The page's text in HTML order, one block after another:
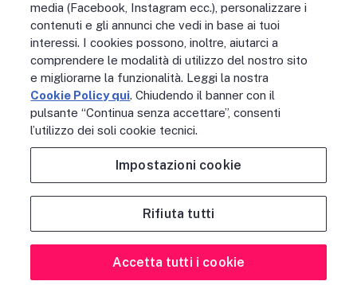
Posizioni aperte
La vita in Open Fiber
Lavora con noi
La nostra cultura
MONDO OPEN FIBER
Supporto
Assistenza scavi
Open Fiber Network Solutions
Area Riservata Operatori
NOTE LEGALIACCESSIBILITÀPRIVACY POLICYCOOKIE POLICYCREDITS
SITEMAPPREFERENZE COOKIE
media (Facebook, Instagram ecc.), personalizzare i
contenuti e gli annunci che vedi in base ai tuoi
interessi. I cookies possono, inoltre, aiutarci a
comprendere le modalità di utilizzo del nostro sito
e migliorarne la funzionalità. Leggi la nostra
Cookie Policy qui. Chiudendo il banner con il
pulsante “Continua senza accettare”, consenti
l’utilizzo dei soli cookie tecnici.
Impostazioni cookie
Rifiuta tutti
Accetta tutti i cookie